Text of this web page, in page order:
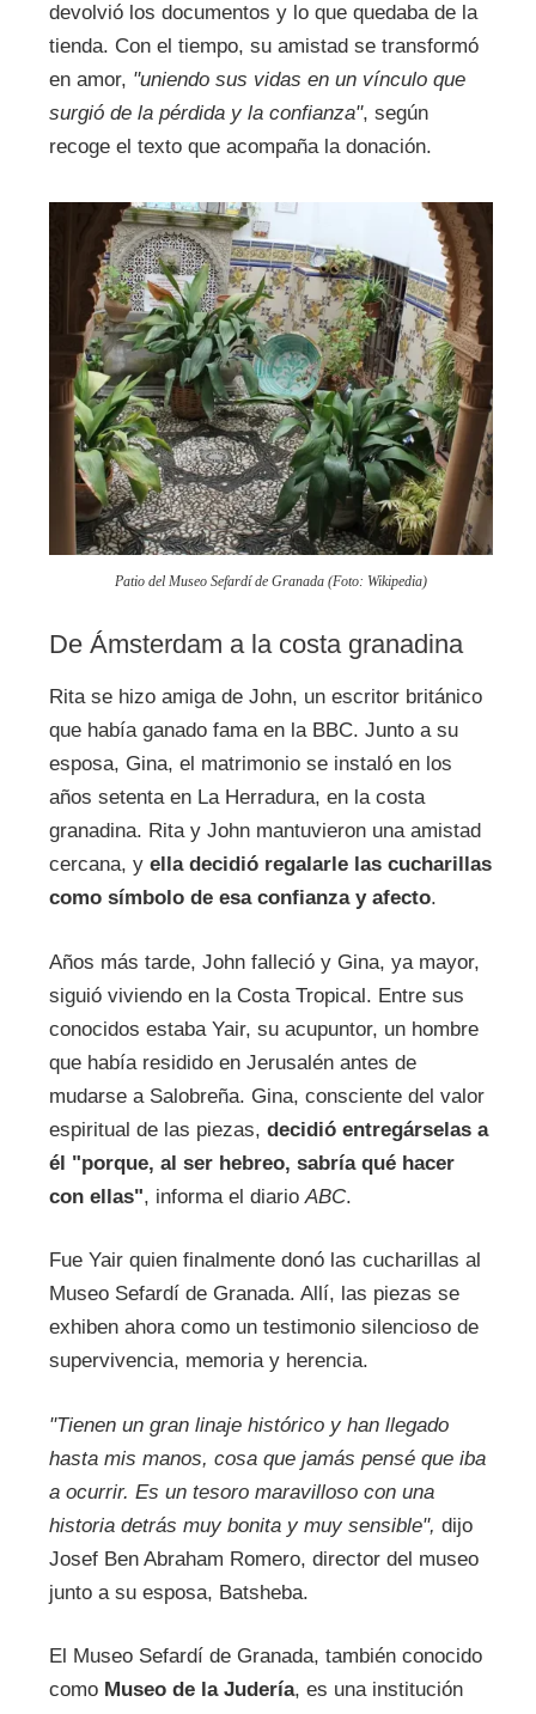
devolvió los documentos y lo que quedaba de la
tienda. Con el tiempo, su amistad se transformó
en amor, "uniendo sus vidas en un vínculo que
surgió de la pérdida y la confianza", según
recoge el texto que acompaña la donación.
Patio del Museo Sefardí de Granada (Foto: Wikipedia)
De Ámsterdam a la costa granadina
Rita se hizo amiga de John, un escritor británico
que había ganado fama en la BBC. Junto a su
esposa, Gina, el matrimonio se instaló en los
años setenta en La Herradura, en la costa
granadina. Rita y John mantuvieron una amistad
cercana, y ella decidió regalarle las cucharillas
como símbolo de esa confianza y afecto.
Años más tarde, John falleció y Gina, ya mayor,
siguió viviendo en la Costa Tropical. Entre sus
conocidos estaba Yair, su acupuntor, un hombre
que había residido en Jerusalén antes de
mudarse a Salobreña. Gina, consciente del valor
espiritual de las piezas, decidió entregárselas a
él "porque, al ser hebreo, sabría qué hacer
con ellas", informa el diario ABC.
Fue Yair quien finalmente donó las cucharillas al
Museo Sefardí de Granada. Allí, las piezas se
exhiben ahora como un testimonio silencioso de
supervivencia, memoria y herencia.
"Tienen un gran linaje histórico y han llegado
hasta mis manos, cosa que jamás pensé que iba
a ocurrir. Es un tesoro maravilloso con una
historia detrás muy bonita y muy sensible", dijo
Josef Ben Abraham Romero, director del museo
junto a su esposa, Batsheba.
El Museo Sefardí de Granada, también conocido
como Museo de la Judería, es una institución